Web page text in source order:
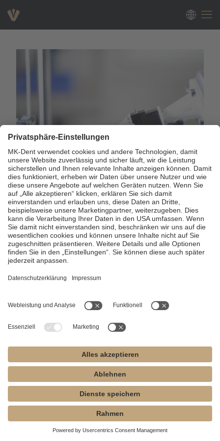
कैम्पेन लॉन्च: उत्कृष्टता की खोज में – 25वीं सालगिरह
135 Read more